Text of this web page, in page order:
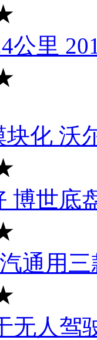
公里
化 沃
博世底
通用
无人驾